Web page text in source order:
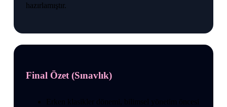
hazırlamıştır.
Final Özet (Sınavlık)